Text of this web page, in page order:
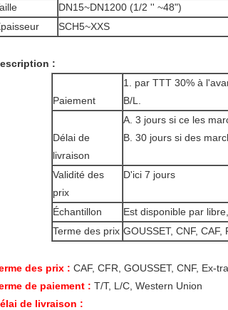
DN15~DN1200 (1/2 '' ~48")
SCH5~XXS
:
Paiement
1. par TTT 30% à
B/L.
Délai de
livraison
A. 3 jours si ce les
B. 30 jours si des
Validité des
prix
D'ici 7 jours
Échantillon
Est disponible par
Terme des prix GOUSSET, CNF, CAF,
des prix : CAF, CFR, GOUSSET, CNF, Ex-
de paiement : T/T, L/C, Western Union
de livraison :